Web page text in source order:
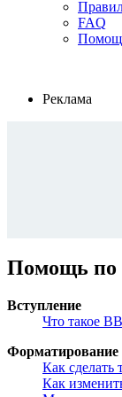
FAQ
Реклама
Помощь по
Вступление
Что такое
Форматирование
Как
Как